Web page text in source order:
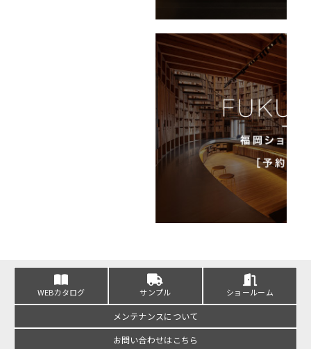
WEBカタログ サンプル ショールーム
メンテナンスについて
お問い合わせはこちら